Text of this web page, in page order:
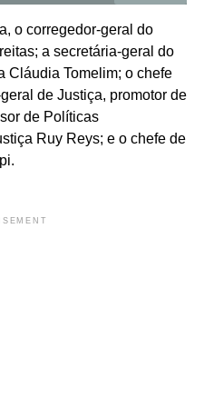
o corregedor-geral do
a secretária-geral do
Cláudia Tomelim; o chefe
de Justiça, promotor de
de Políticas
Ruy Reys; e o chefe de